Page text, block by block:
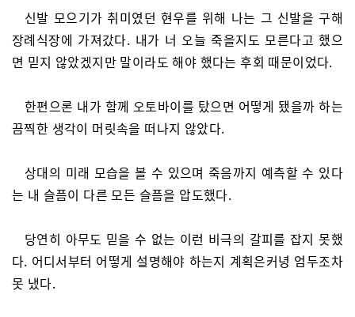
신발 모으기가 취미였던 현우를 위해 나는 그 신발을 구해
장례식장에 가져갔다. 내가 너 오늘 죽을지도 모른다고 했으
면 믿지 않았겠지만 말이라도 해야 했다는 후회 때문이었다.
한편으론 내가 함께 오토바이를 탔으면 어떻게 됐을까 하는
끔찍한 생각이 머릿속을 떠나지 않았다.
상대의 미래 모습을 볼 수 있으며 죽음까지 예측할 수 있다
는 내 슬픔이 다른 모든 슬픔을 압도했다.
당연히 아무도 믿을 수 없는 이런 비극의 갈피를 잡지 못했
다. 어디서부터 어떻게 설명해야 하는지 계획은커녕 엄두조차
못 냈다.